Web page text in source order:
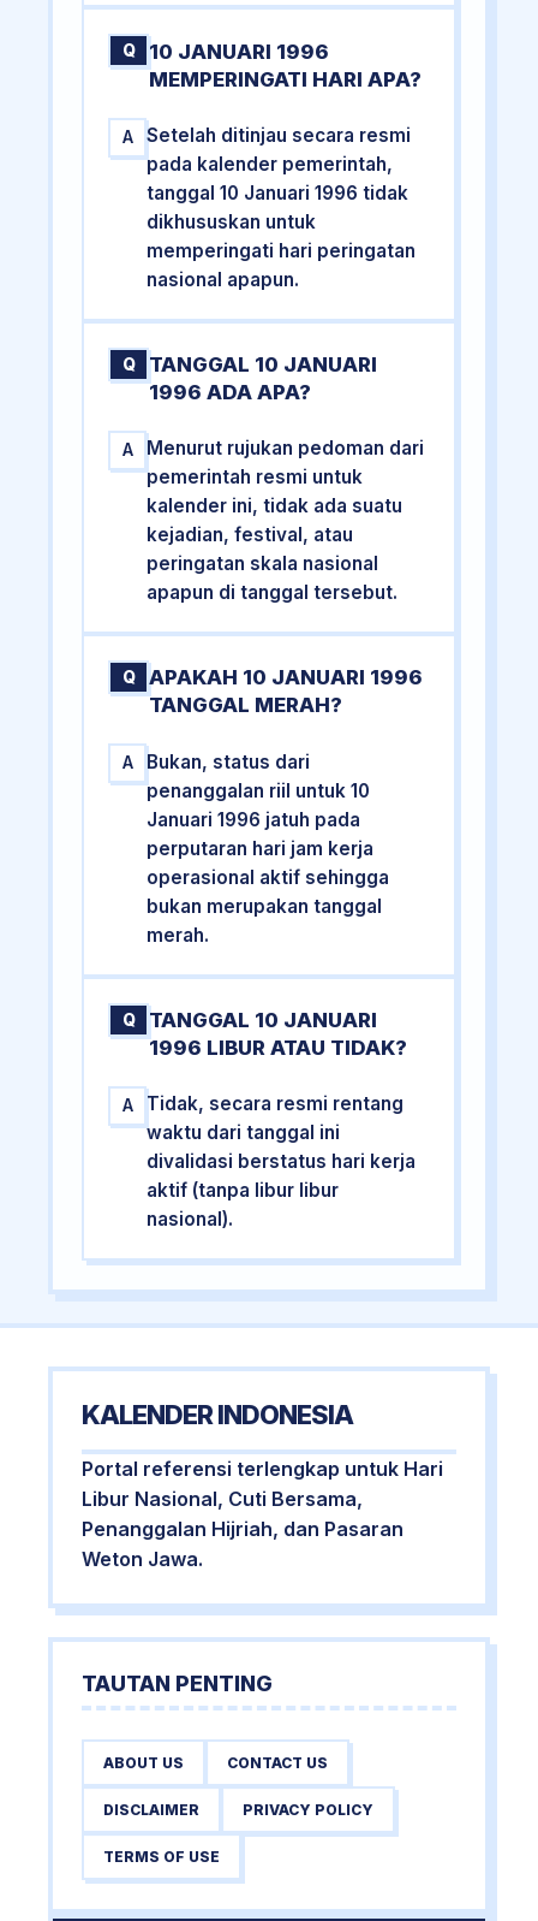
Q
10 JANUARI 1996
MEMPERINGATI HARI APA?
A
Setelah ditinjau secara resmi
pada kalender pemerintah,
tanggal 10 Januari 1996 tidak
dikhususkan untuk
memperingati hari peringatan
nasional apapun.
Q
TANGGAL 10 JANUARI
1996 ADA APA?
A
Menurut rujukan pedoman dari
pemerintah resmi untuk
kalender ini, tidak ada suatu
kejadian, festival, atau
peringatan skala nasional
apapun di tanggal tersebut.
Q
APAKAH 10 JANUARI 1996
TANGGAL MERAH?
A
Bukan, status dari
penanggalan riil untuk 10
Januari 1996 jatuh pada
perputaran hari jam kerja
operasional aktif sehingga
bukan merupakan tanggal
merah.
Q
TANGGAL 10 JANUARI
1996 LIBUR ATAU TIDAK?
A
Tidak, secara resmi rentang
waktu dari tanggal ini
divalidasi berstatus hari kerja
aktif (tanpa libur libur
nasional).
KALENDER INDONESIA
Portal referensi terlengkap untuk Hari
Libur Nasional, Cuti Bersama,
Penanggalan Hijriah, dan Pasaran
Weton Jawa.
TAUTAN PENTING
ABOUT US CONTACT US
DISCLAIMER PRIVACY POLICY
TERMS OF USE